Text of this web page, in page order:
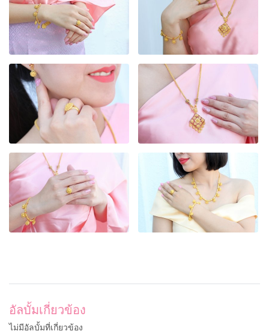
อัลบั้มเกี่ยวข้อง
ไม่มีอัลบั้มที่เกี่ยวข้อง